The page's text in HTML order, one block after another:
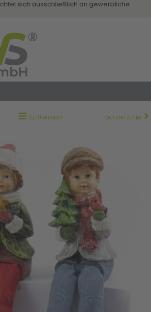
sich ausschließlich an gewerbliche
Zur Übersicht nächster Artikel